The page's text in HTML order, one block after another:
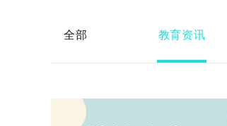
全部 教育资讯